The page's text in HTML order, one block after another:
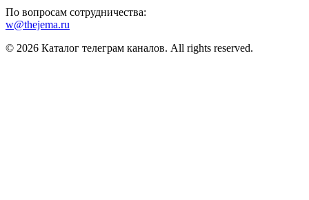
По вопросам сотрудничества:
w@thejema.ru
© 2026 Каталог телеграм каналов. All rights reserved.